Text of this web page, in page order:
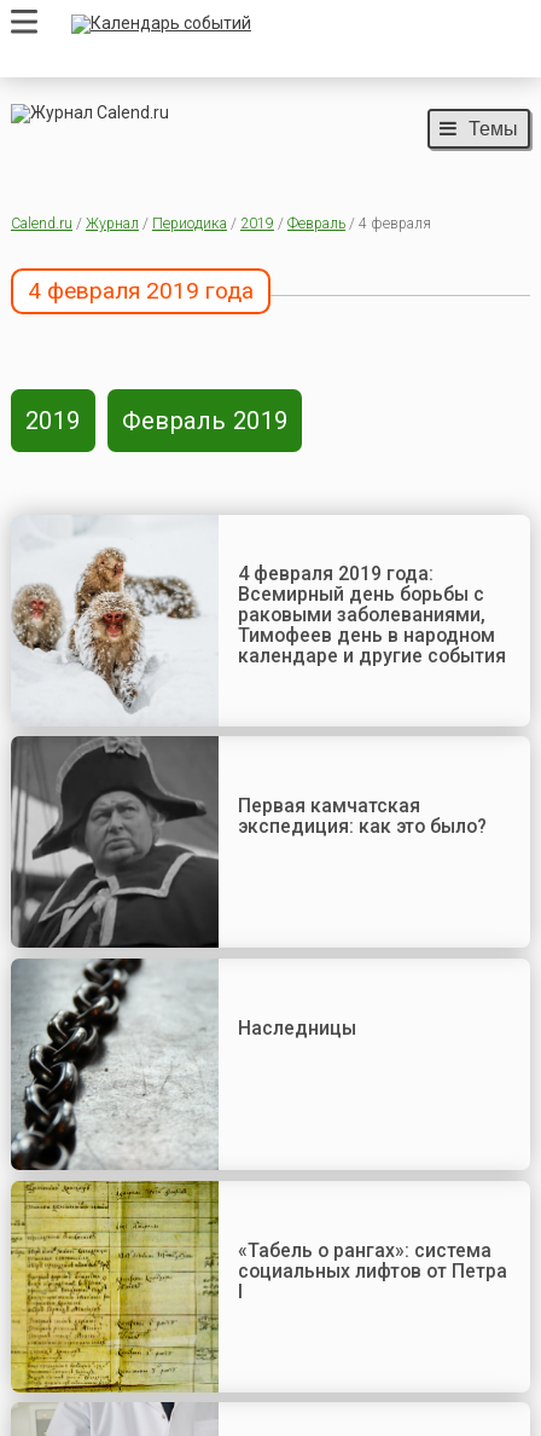
Темы
Calend.ru / Журнал / Периодика / 2019 / Февраль/ 4 февраля
4 февраля 2019 года
2019 Февраль 2019
4 февраля 2019 года:
Всемирный день борьбы с
раковыми заболеваниями,
Тимофеев день в народном
календаре и другие события
Первая камчатская
экспедиция: как это было?
Наследницы
«Табель о рангах»: система
социальных лифтов от Петра
I